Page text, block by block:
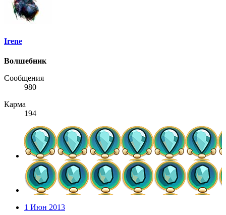
Irene
Волшебник
Сообщения
980
Карма
194
1 Июн 2013